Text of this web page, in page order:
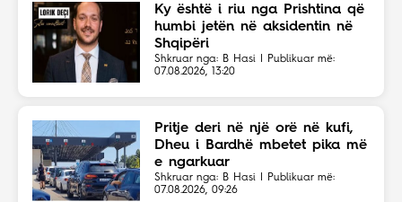
Ky është i riu nga Prishtina që
humbi jetën në aksidentin në
Shqipëri
Shkruar nga: B Hasi | Publikuar më:
07.08.2026, 13:20
Pritje deri në një orë në kufi,
Dheu i Bardhë mbetet pika më
e ngarkuar
Shkruar nga: B Hasi | Publikuar më:
07.08.2026, 09:26